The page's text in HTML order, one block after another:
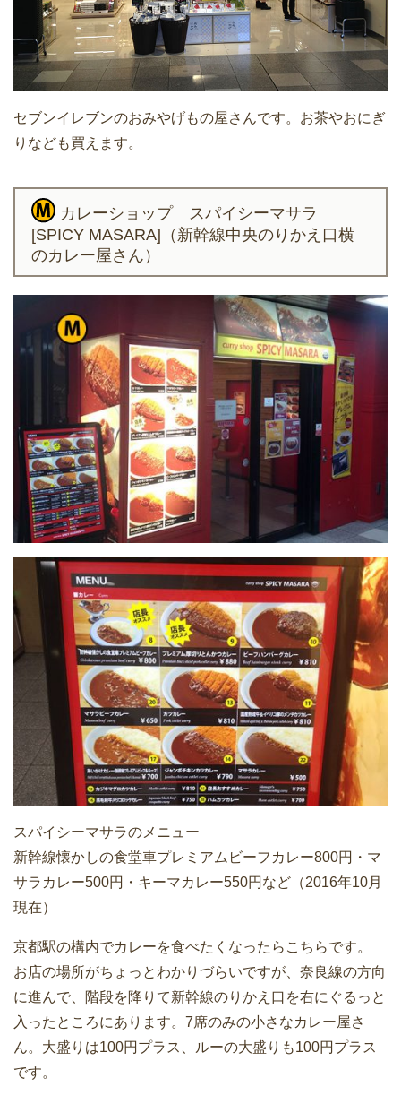
セブンイレブンのおみやげもの屋さんです。お茶やおにぎ
りなども買えます。
カレーショップ スパイシーマサラ
[SPICY MASARA]（新幹線中央のりかえ口横
のカレー屋さん）
スパイシーマサラのメニュー
新幹線懐かしの食堂車プレミアムビーフカレー800円・マ
サラカレー500円・キーマカレー550円など（2016年10月
現在）
京都駅の構内でカレーを食べたくなったらこちらです。
お店の場所がちょっとわかりづらいですが、奈良線の方向
に進んで、階段を降りて新幹線のりかえ口を右にぐるっと
入ったところにあります。7席のみの小さなカレー屋さ
ん。大盛りは100円プラス、ルーの大盛りも100円プラス
です。